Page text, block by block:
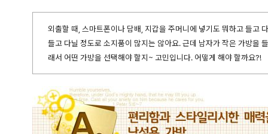
외출할 때, 스마트폰이나 담배, 지갑을 주머니에 넣기도 뭐하고 들고
들고 다닐 정도로 소지품이 많지는 않아요. 근데 남자가 작은 가방을
래서 어떤 가방을 선택해야 할지~ 고민입니다. 어떻게 해야 할까요?!